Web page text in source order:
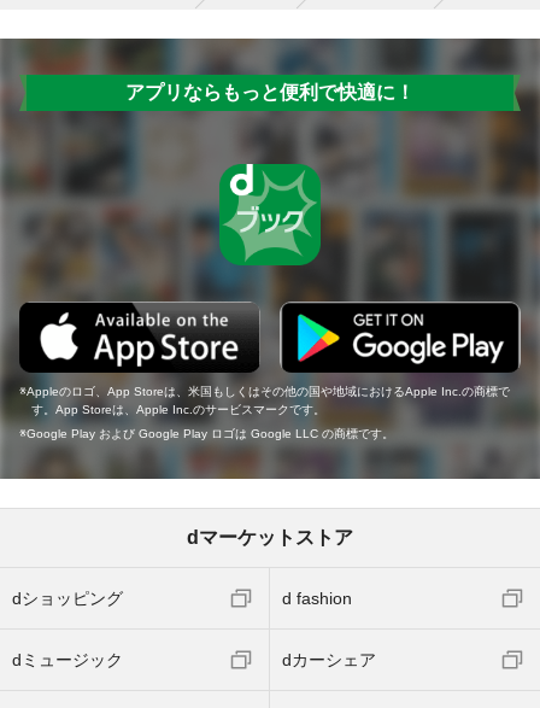
アプリならもっと便利で快適に！
Appleのロゴ、App Storeは、米国もしくはその他の国や地域におけるApple Inc.の商標で
す。App Storeは、Apple Inc.のサービスマークです。
Google Play および Google Play ロゴは Google LLC の商標です。
dマーケットストア
dショッピング d fashion
dミュージック dカーシェア